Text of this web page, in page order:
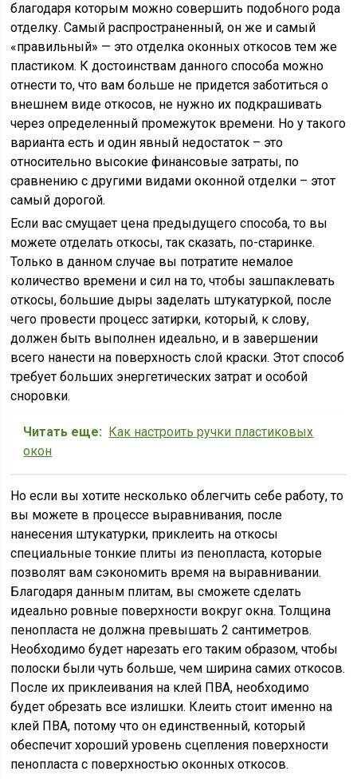
благодаря которым можно совершить подобного рода
отделку. Самый распространенный, он же и самый
«правильный» — это отделка оконных откосов тем же
пластиком. К достоинствам данного способа можно
отнести то, что вам больше не придется заботиться о
внешнем виде откосов, не нужно их подкрашивать
через определенный промежуток времени. Но у такого
варианта есть и один явный недостаток – это
относительно высокие финансовые затраты, по
сравнению с другими видами оконной отделки – этот
самый дорогой.
Если вас смущает цена предыдущего способа, то вы
можете отделать откосы, так сказать, по-старинке.
Только в данном случае вы потратите немалое
количество времени и сил на то, чтобы зашпаклевать
откосы, большие дыры заделать штукатуркой, после
чего провести процесс затирки, который, к слову,
должен быть выполнен идеально, и в завершении
всего нанести на поверхность слой краски. Этот способ
требует больших энергетических затрат и особой
сноровки.
Читать еще: Как настроить ручки пластиковых
окон
Но если вы хотите несколько облегчить себе работу, то
вы можете в процессе выравнивания, после
нанесения штукатурки, приклеить на откосы
специальные тонкие плиты из пенопласта, которые
позволят вам сэкономить время на выравнивании.
Благодаря данным плитам, вы сможете сделать
идеально ровные поверхности вокруг окна. Толщина
пенопласта не должна превышать 2 сантиметров.
Необходимо будет нарезать его таким образом, чтобы
полоски были чуть больше, чем ширина самих откосов.
После их приклеивания на клей ПВА, необходимо
будет обрезать все излишки. Клеить стоит именно на
клей ПВА, потому что он единственный, который
обеспечит хороший уровень сцепления поверхности
пенопласта с поверхностью оконных откосов.